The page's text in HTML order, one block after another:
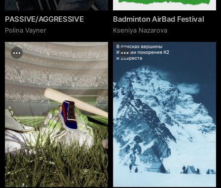
PASSIVE/AGGRESSIVE
Polina Vayner
Badminton AirBad Festival
Kseniya Nazarova